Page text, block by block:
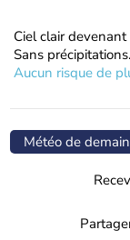
Ciel clair
Sans précipitations.
Aucun risque de
Météo de demain